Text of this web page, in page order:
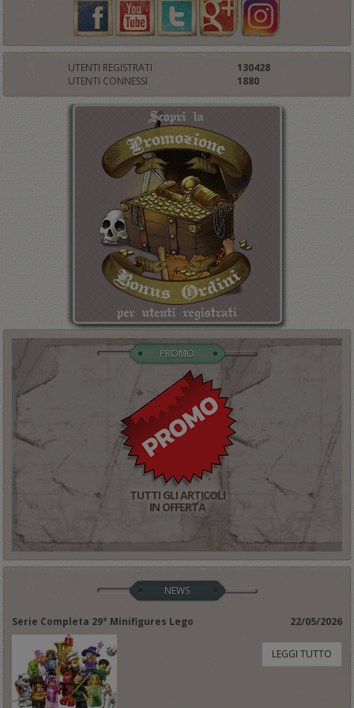
UTENTI REGISTRATI
130428
UTENTI CONNESSI
1880
PROMO
TUTTI GLI ARTICOLI
IN OFFERTA
NEWS
Serie Completa 29° Minifigures Lego 22/05/2026
LEGGI TUTTO